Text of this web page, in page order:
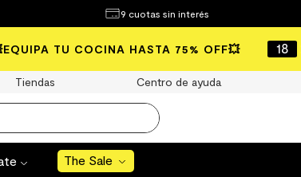
9 cuotas sin interés
TU COCINA HASTA 75% OFF💥 18
Tiendas Centro de ayuda
The Sale
Sale
¿Qué estás buscando?